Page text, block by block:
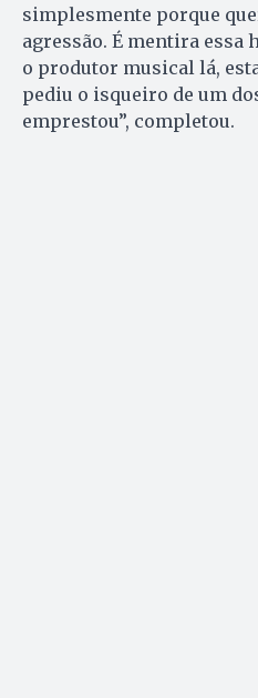
simplesmente porque
agressão. É mentira essa
o produtor musical lá,
pediu o isqueiro de um
emprestou”, completou.